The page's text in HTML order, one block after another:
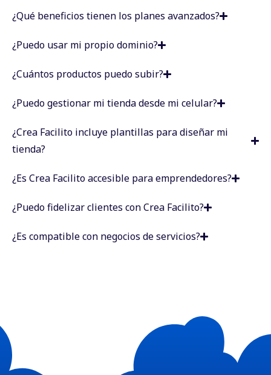
¿Qué beneficios tienen los planes avanzados?
¿Puedo usar mi propio dominio?
¿Cuántos productos puedo subir?
¿Puedo gestionar mi tienda desde mi celular?
¿Crea Facilito incluye plantillas para diseñar mi
tienda?
¿Es Crea Facilito accesible para emprendedores?
¿Puedo fidelizar clientes con Crea Facilito?
¿Es compatible con negocios de servicios?